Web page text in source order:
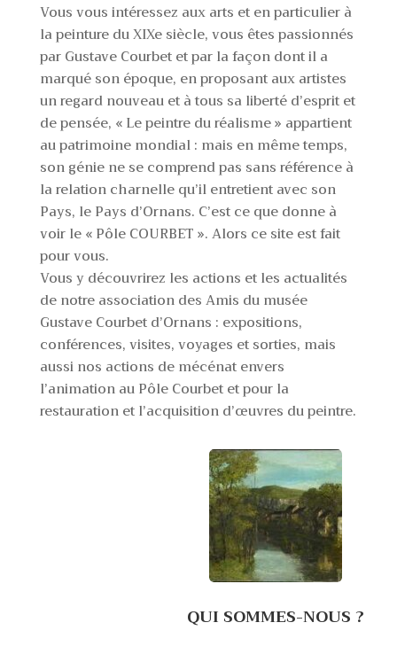
Vous vous intéressez aux arts et en particulier à
la peinture du XIXe siècle, vous êtes passionnés
par Gustave Courbet et par la façon dont il a
marqué son époque, en proposant aux artistes
un regard nouveau et à tous sa liberté d’esprit et
de pensée, « Le peintre du réalisme » appartient
au patrimoine mondial : mais en même temps,
son génie ne se comprend pas sans référence à
la relation charnelle qu’il entretient avec son
Pays, le Pays d’Ornans. C’est ce que donne à
voir le « Pôle COURBET ». Alors ce site est fait
pour vous.
Vous y découvrirez les actions et les actualités
de notre association des Amis du musée
Gustave Courbet d’Ornans : expositions,
conférences, visites, voyages et sorties, mais
aussi nos actions de mécénat envers
l’animation au Pôle Courbet et pour la
restauration et l’acquisition d’œuvres du peintre.
QUI SOMMES-NOUS ?